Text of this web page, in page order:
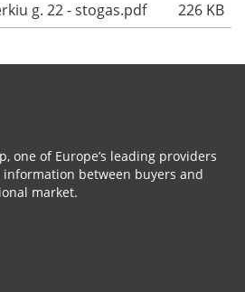
g. 22 - stogas.pdf
226 KB
one of Europe’s leading providers
between buyers and
market.